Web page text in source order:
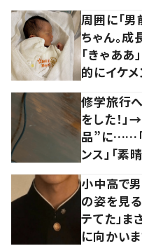
周囲に「男
ちゃん。
「きゃああ
的にイケメ
修学旅行
をした！
品”に……「
ンス」「素
小中高で
の姿を見
テてた」ま
に向かいま